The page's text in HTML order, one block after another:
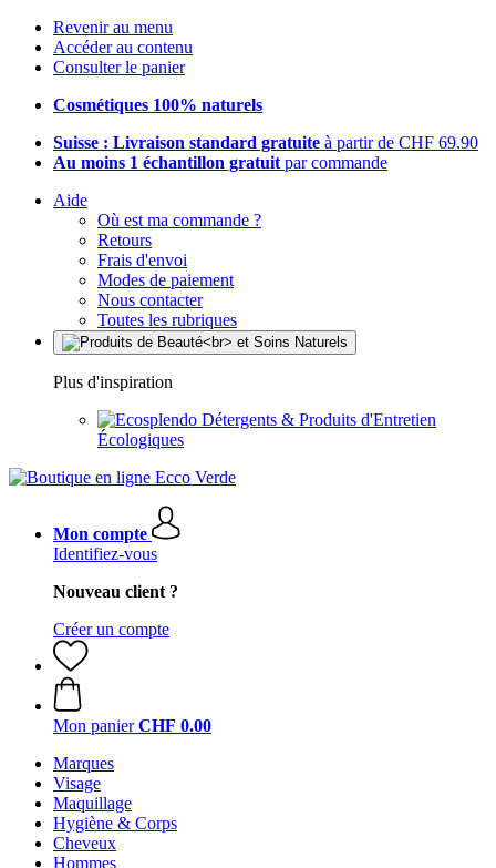
Revenir au menu
Accéder au contenu
Consulter le panier
Cosmétiques 100% naturels
Suisse : Livraison standard gratuite à partir de CHF 69.90
Au moins 1 échantillon gratuit par commande
Aide
Où est ma commande ?
Retours
Frais d'envoi
Modes de paiement
Nous contacter
Toutes les rubriques
Plus d'inspiration
Détergents & Produits d'Entretien
Écologiques
Mon compte
Identifiez-vous
Nouveau client ?
Créer un compte
Mon panier CHF 0.00
Marques
Visage
Maquillage
Hygiène & Corps
Cheveux
Hommes